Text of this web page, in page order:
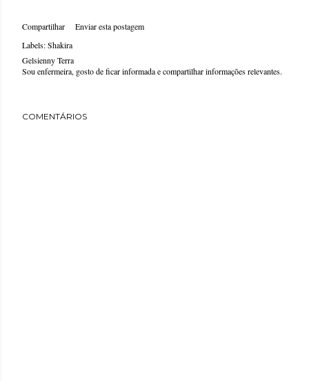
Compartilhar
Enviar esta postagem
Labels:Shakira
Gelsienny Terra
Sou enfermeira, gosto de ficar informada e compartilhar informações relevantes.
COMENTÁRIOS